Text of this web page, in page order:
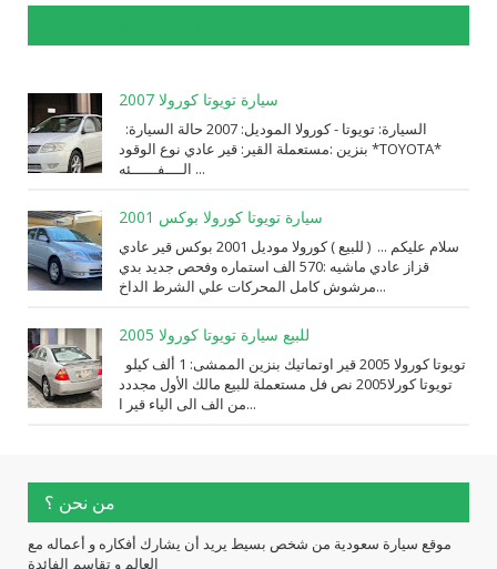
سيارة تويوتا كورولا 2007
⁨مستعملة⁩ القير: ⁨قير عادي⁩ نوع الوقود: ⁨بنزين⁩ *TOYOTA*
الــــفــــــئه ...
سيارة تويوتا كورولا بوكس 2001
سلام عليكم ... ( للبيع ) كورولا موديل 2001 بوكس قير عادي
قزاز عادي ماشيه :570 الف استماره وفحص جديد بدي
مرشوش كامل المحركات علي الشرط الداخ...
للبيع سيارة تويوتا كورولا 2005
تويوتا كورلا2005 نص فل مستعملة للبيع مالك الأول مجددد
من الف الى الياء قير ا...
من نحن ؟
موقع سيارة سعودية من شخص بسيط يريد أن يشارك أفكاره و أعماله مع
العالم و تقاسم الفائدة